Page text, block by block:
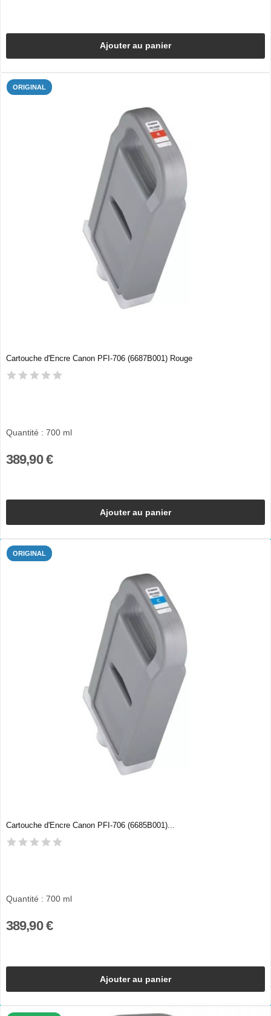
Ajouter au panier
ORIGINAL
Cartouche d'Encre Canon PFI-706 (6687B001) Rouge
Quantité : 700 ml
389,90 €
Ajouter au panier
ORIGINAL
Cartouche d'Encre Canon PFI-706 (6685B001)...
Quantité : 700 ml
389,90 €
Ajouter au panier